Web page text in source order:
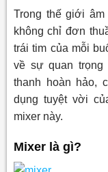
Trong thế giới âm
không chỉ đơn
trái tim của mỗi
về sự quan trọng
thanh hoàn hảo,
dụng tuyệt vời
mixer này.
Mixer là gì?